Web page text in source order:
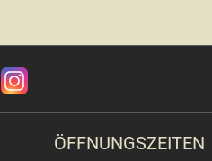
ÖFFNUNGSZEITEN